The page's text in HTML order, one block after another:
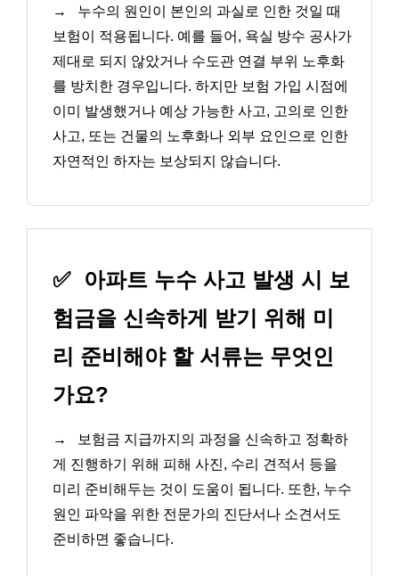
→
누수의 원인이 본인의 과실로 인한 것일 때
보험이 적용됩니다. 예를 들어, 욕실 방수 공사가
제대로 되지 않았거나 수도관 연결 부위 노후화
를 방치한 경우입니다. 하지만 보험 가입 시점에
이미 발생했거나 예상 가능한 사고, 고의로 인한
사고, 또는 건물의 노후화나 외부 요인으로 인한
자연적인 하자는 보상되지 않습니다.
✅
아파트 누수 사고 발생 시 보
험금을 신속하게 받기 위해 미
리 준비해야 할 서류는 무엇인
가요?
→
보험금 지급까지의 과정을 신속하고 정확하
게 진행하기 위해 피해 사진, 수리 견적서 등을
미리 준비해두는 것이 도움이 됩니다. 또한, 누수
원인 파악을 위한 전문가의 진단서나 소견서도
준비하면 좋습니다.